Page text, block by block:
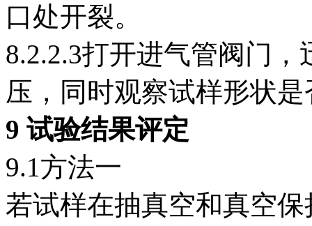
口处开裂。
8.2.2.3打开进气管阀门
压，同时观察试样形状
9 试验结果评定
9.1方法一
若试样在抽真空和真空